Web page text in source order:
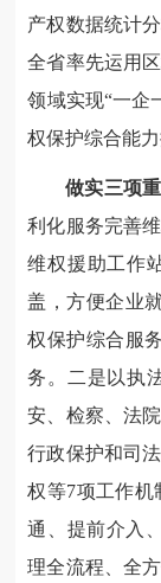
产权数据统计
全省率先运用
领域实现“一企
权保护综合能力
做实三项
利化服务完善
维权援助工作
盖，方便企业
权保护综合服
务。二是以执
安、检察、法
行政保护和司
权等7项工作机
通、提前介入
理全流程、全